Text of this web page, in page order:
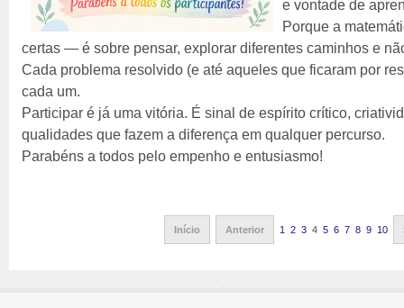
e vontade de
Porque a
certas — é sobre pensar, explorar diferentes caminhos e
Cada problema resolvido (e até aqueles que ficaram por
cada um.
Participar é já uma vitória. É sinal de espírito crítico,
qualidades que fazem a diferença em qualquer percurso.
Parabéns a todos pelo empenho e entusiasmo!
Início Anterior 1 2 3 4 5 6 7 8 9 10